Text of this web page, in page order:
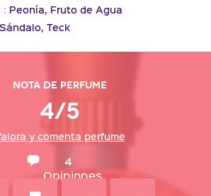
: Peonía, Fruto de Agua
Sándalo, Teck
Nota de perfume
4/5
y comenta perfume
4
Opiniones